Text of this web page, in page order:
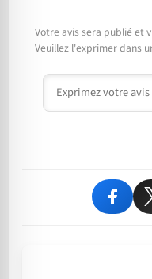
Votre avis sera publié et
Veuillez l'exprimer dans
Commentaire